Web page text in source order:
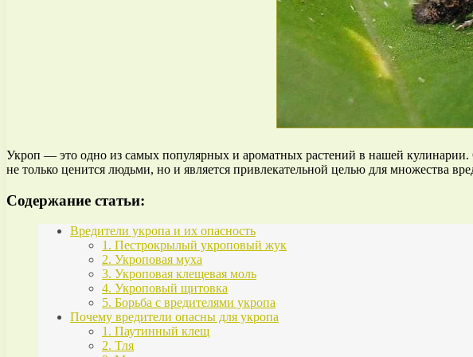
Укроп — это одно из самых популярных и ароматных растений в нашей кулинарии.
не только ценится людьми, но и является привлекательной целью для множества
Содержание статьи:
Вредители укропа и их опасность
1. Пестрокрылый укроповый жук
2. Укроповая муха
3. Укроповая клещевая моль
4. Укроповый щитовка
5. Борьба с вредителями укропа
Почему вредители опасны для укропа
1. Паутинный клещ
2. Тля